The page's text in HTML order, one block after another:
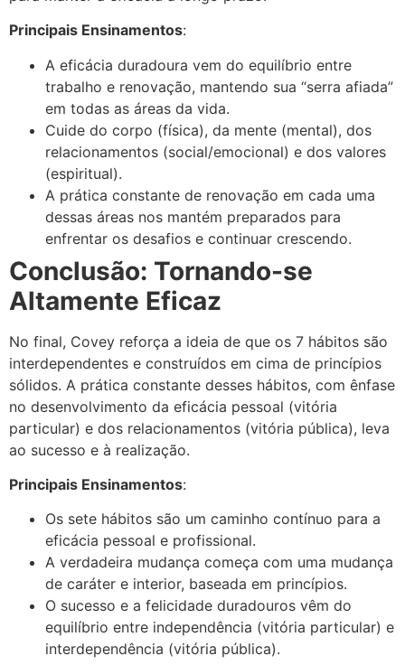
Principais Ensinamentos:
A eficácia duradoura vem do equilíbrio entre
trabalho e renovação, mantendo sua “serra afiada”
em todas as áreas da vida.
Cuide do corpo (física), da mente (mental), dos
relacionamentos (social/emocional) e dos valores
(espiritual).
A prática constante de renovação em cada uma
dessas áreas nos mantém preparados para
enfrentar os desafios e continuar crescendo.
Conclusão: Tornando-se
Altamente Eficaz
No final, Covey reforça a ideia de que os 7 hábitos são
interdependentes e construídos em cima de princípios
sólidos. A prática constante desses hábitos, com ênfase
no desenvolvimento da eficácia pessoal (vitória
particular) e dos relacionamentos (vitória pública), leva
ao sucesso e à realização.
Principais Ensinamentos:
Os sete hábitos são um caminho contínuo para a
eficácia pessoal e profissional.
A verdadeira mudança começa com uma mudança
de caráter e interior, baseada em princípios.
O sucesso e a felicidade duradouros vêm do
equilíbrio entre independência (vitória particular) e
interdependência (vitória pública).